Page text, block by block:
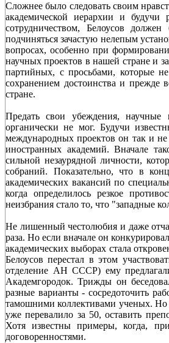
Сложнее было следовать своим
академической иерархии и будучи
сотрудничеством, Белоусов
подчиняться зачастую нелепым
вопросах, особенно при
научных проектов в нашей стране и
партийных, с просьбами, которые
сохранением достоинства и прежде
стране.
Предать свои убеждения, научные
органически не мог. Будучи
международных проектов он так и
иностранных академий. Вначале
сильной незаурядной личности,
собраний. Показательно, что в
академических вакансий по
когда определилось резкое
неизбрания стало то, что "западные
Не лишенный честолюбия и даже
раза. Но если вначале он
академических выборах стала
Белоусов перестал в этом
отделение АН СССР) ему
Академгородок. Трижды он
разные варианты - сосредоточить
тамошними коллективами ученых. Но
уже перевалило за 50, оставить
Хотя известны примеры, когда,
договоренностями.